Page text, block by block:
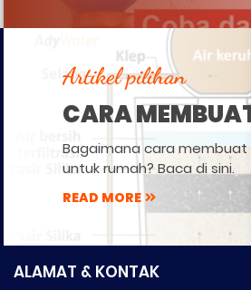
Artikel pilihan
CARA
Bagaimana cara membuat
untuk rumah? Baca di sini.
READ MORE
ALAMAT & KONTAK